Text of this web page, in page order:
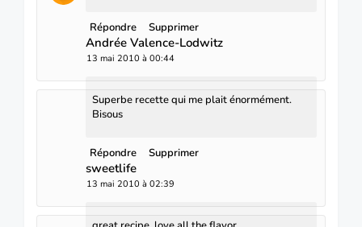
Répondre Supprimer
Andrée Valence-Lodwitz
13 mai 2010 à 00:44
Superbe recette qui me plait énormément.
Bisous
Répondre Supprimer
sweetlife
13 mai 2010 à 02:39